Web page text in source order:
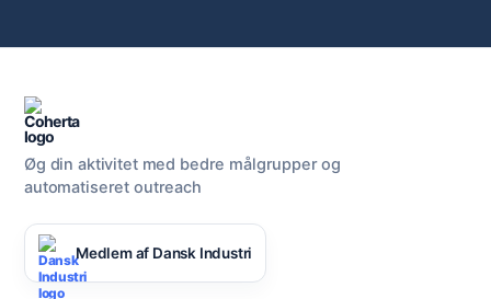
Øg din aktivitet med bedre målgrupper og
automatiseret outreach
Medlem af Dansk Industri